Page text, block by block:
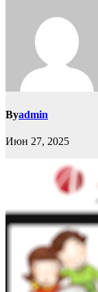
Byadmin
Июн 27, 2025